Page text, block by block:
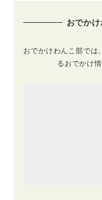
おでか
おでかけわんこ部では
るおでかけ